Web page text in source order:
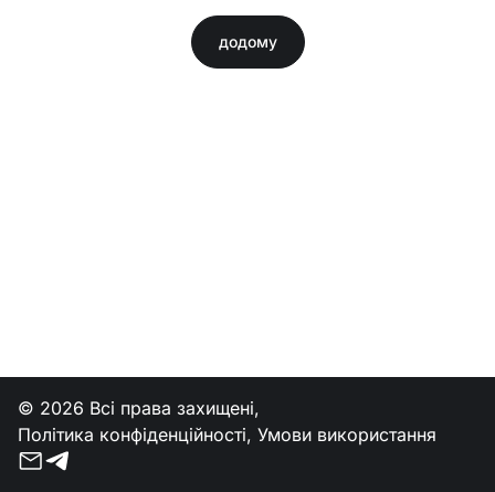
додому
© 2026 Всі права захищені,
Політика конфіденційності, Умови використання